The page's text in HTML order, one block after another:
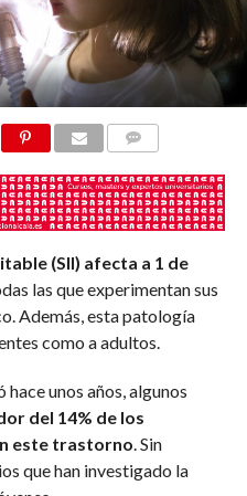
(SII) afecta a 1 de
las que experimentan sus
Además, esta patología
como a adultos.
hace unos años, algunos
del 14% de los
este trastorno . Sin
que han investigado la